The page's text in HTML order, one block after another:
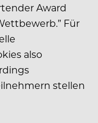
Award
Für
also
stellen